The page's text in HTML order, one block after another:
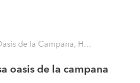
de la Campana, Hijuelas (Región V Valparaíso - Quillota)
oasis de la campana